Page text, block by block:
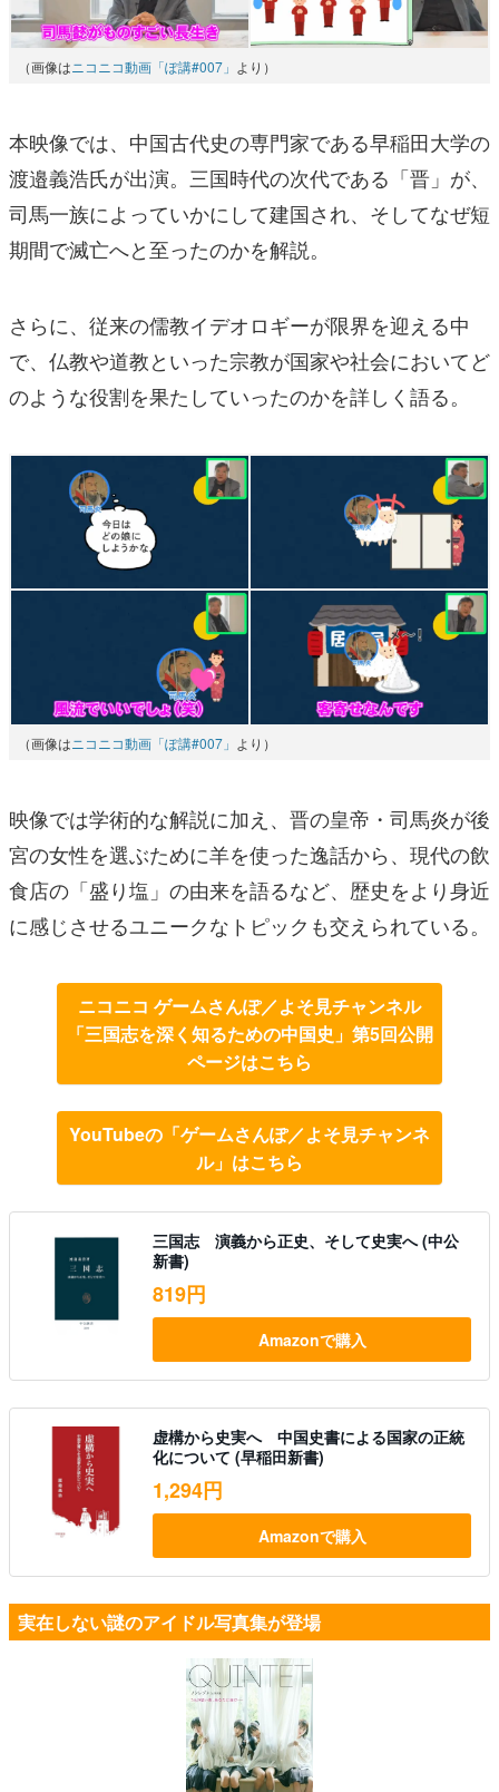
（画像はニコニコ動画「ぽ講#007」 より）
本映像では、中国古代史の専門家である早稲田大学の
渡邉義浩氏が出演。三国時代の次代である「晋」が、
司馬一族によっていかにして建国され、そしてなぜ短
期間で滅亡へと至ったのかを解説。
さらに、従来の儒教イデオロギーが限界を迎える中
で、仏教や道教といった宗教が国家や社会においてど
のような役割を果たしていったのかを詳しく語る。
（画像はニコニコ動画「ぽ講#007」 より）
映像では学術的な解説に加え、晋の皇帝・司馬炎が後
宮の女性を選ぶために羊を使った逸話から、現代の飲
食店の「盛り塩」の由来を語るなど、歴史をより身近
に感じさせるユニークなトピックも交えられている。
ニコニコ ゲームさんぽ／よそ見チャンネル
「三国志を深く知るための中国史」第5回公開
ページはこちら
YouTubeの「ゲームさんぽ／よそ見チャンネ
ル」はこちら
三国志 演義から正史、そして史実へ (中公
新書)
819円
Amazonで購入
虚構から史実へ 中国史書による国家の正統
化について (早稲田新書)
1,294円
Amazonで購入
実在しない謎のアイドル写真集が登場